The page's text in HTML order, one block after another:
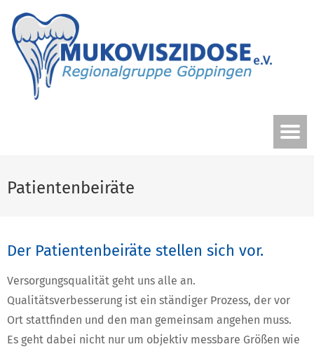
Patientenbeiräte
Der Patientenbeiräte stellen sich vor.
Versorgungsqualität geht uns alle an.
Qualitätsverbesserung ist ein ständiger Prozess, der vor
Ort stattfinden und den man gemeinsam angehen muss.
Es geht dabei nicht nur um objektiv messbare Größen wie